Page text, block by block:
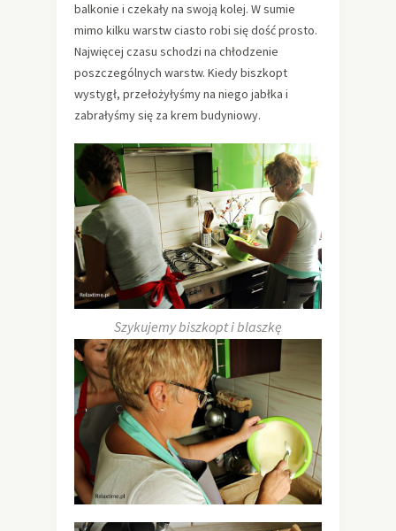
balkonie i czekały na swoją kolej. W sumie
mimo kilku warstw ciasto robi się dość prosto.
Najwięcej czasu schodzi na chłodzenie
poszczególnych warstw. Kiedy biszkopt
wystygł, przełożyłyśmy na niego jabłka i
zabrałyśmy się za krem budyniowy.
Szykujemy biszkopt i blaszkę